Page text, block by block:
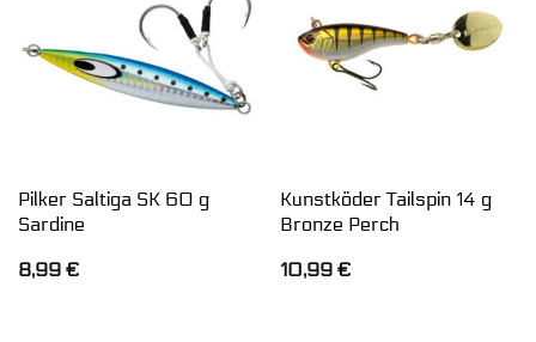
Pilker Saltiga SK 60 g
Sardine
8,99 €
Kunstköder Tailspin 14 g
Bronze Perch
10,99 €